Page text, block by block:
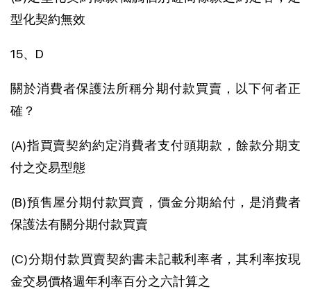
型化契約無效
15、D
關於消費者保護法所稱分期付款買賣，以下何者正
確？
(A)指買賣契約約定消費者支付頭期款，餘款分期支
付之交易型態
(B)預售屋分期付款買賣，價金分期給付，是消費者
保護法有關分期付款買賣
(C)分期付款買賣契約書未記載利率者，其利率按現
金交易價格週年利率百分之六計算之